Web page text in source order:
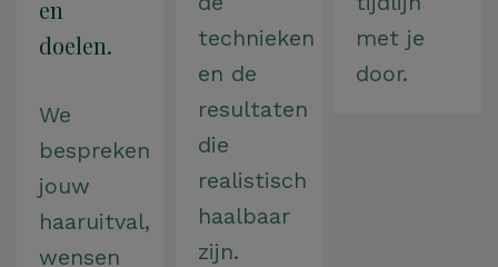
en
doelen.
We
bespreken
jouw
haaruitval,
wensen
technieken
en de
resultaten
die
realistisch
haalbaar
zijn.
met je
door.